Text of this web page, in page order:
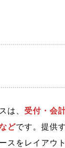
は、 受付・会
どです。提供
スをレイアウ